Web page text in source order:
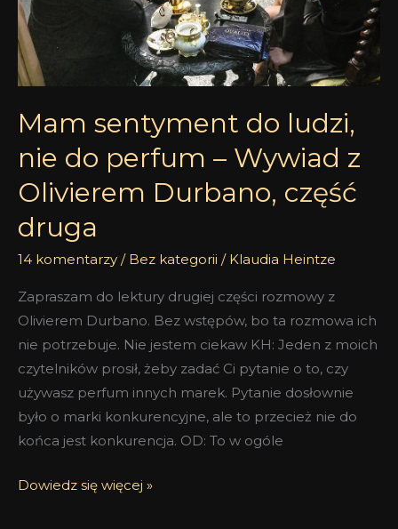
Mam sentyment do ludzi,
nie do perfum – Wywiad z
Olivierem Durbano, część
druga
14 komentarzy / Bez kategorii / Klaudia Heintze
Zapraszam do lektury drugiej części rozmowy z
Olivierem Durbano. Bez wstępów, bo ta rozmowa ich
nie potrzebuje. Nie jestem ciekaw KH: Jeden z moich
czytelników prosił, żeby zadać Ci pytanie o to, czy
używasz perfum innych marek. Pytanie dosłownie
było o marki konkurencyjne, ale to przecież nie do
końca jest konkurencja. OD: To w ogóle
–
Wywiad
z
Olivierem
część
druga
Dowiedz się więcej »